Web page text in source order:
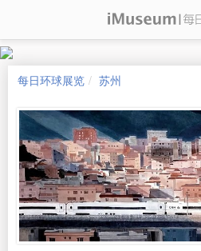
每日环球展览 苏州